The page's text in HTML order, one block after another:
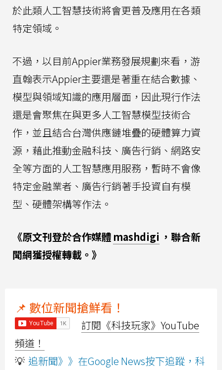
於此類人工智慧技術將會更普及應用在各類
特定領域。
不過，以目前Appier業務發展規劃來看，游
直翰表示Appier主要還是著重在結合數據、
模型與領域知識的應用層面，因此現行作法
還是會聚焦在與更多人工智慧模型技術合
作，並且結合台灣供應鏈堆疊的硬體算力資
源，藉此推動金融科技、廣告行銷、網路安
全等方面的人工智慧應用服務，暫時不會像
特定金融業者、廣告行銷著手投資自有模
型、硬體架構等作法。
《原文刊登於合作媒體 mashdigi ，聯合新
聞網獲授權轉載。》
📌 數位新聞搶鮮看！
訂閱《科技玩家》YouTube
頻道！
💡 追新聞》》在Google News按下追蹤，科